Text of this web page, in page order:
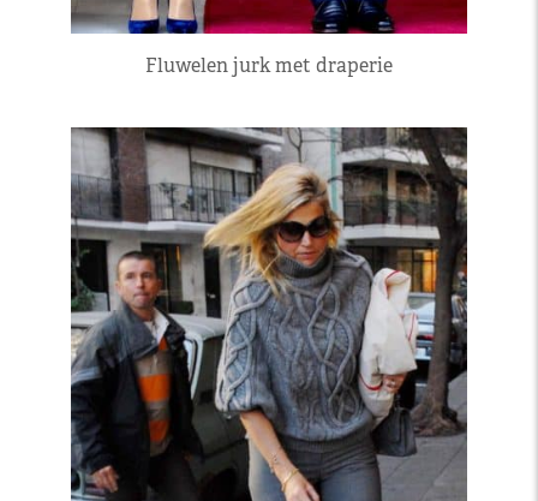
Fluwelen jurk met draperie